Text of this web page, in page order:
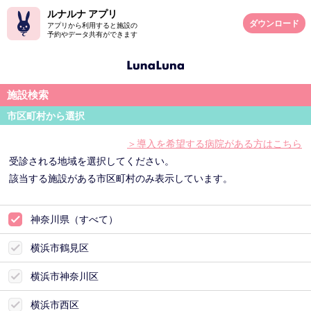
ルナルナ アプリ
アプリから利用すると施設の
予約やデータ共有ができます
ダウンロード
施設検索
市区町村から選択
＞導入を希望する病院がある方はこちら
受診される地域を選択してください。
該当する施設がある市区町村のみ表示しています。
神奈川県（すべて）
横浜市鶴見区
横浜市神奈川区
横浜市西区